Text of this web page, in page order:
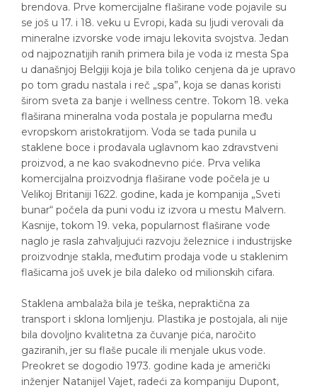
brendova. Prve komercijalne flaširane vode pojavile su
se još u 17. i 18. veku u Evropi, kada su ljudi verovali da
mineralne izvorske vode imaju lekovita svojstva. Jedan
od najpoznatijih ranih primera bila je voda iz mesta Spa
u današnjoj Belgiji koja je bila toliko cenjena da je upravo
po tom gradu nastala i reč „spa”, koja se danas koristi
širom sveta za banje i wellness centre. Tokom 18. veka
flaširana mineralna voda postala je popularna među
evropskom aristokratijom. Voda se tada punila u
staklene boce i prodavala uglavnom kao zdravstveni
proizvod, a ne kao svakodnevno piće. Prva velika
komercijalna proizvodnja flaširane vode počela je u
Velikoj Britaniji 1622. godine, kada je kompanija „Sveti
bunar“ počela da puni vodu iz izvora u mestu Malvern.
Kasnije, tokom 19. veka, popularnost flaširane vode
naglo je rasla zahvaljujući razvoju železnice i industrijske
proizvodnje stakla, međutim prodaja vode u staklenim
flašicama još uvek je bila daleko od milionskih cifara.
Staklena ambalaža bila je teška, nepraktična za
transport i sklona lomljenju. Plastika je postojala, ali nije
bila dovoljno kvalitetna za čuvanje pića, naročito
gaziranih, jer su flaše pucale ili menjale ukus vode.
Preokret se dogodio 1973. godine kada je američki
inženjer Natanijel Vajet, radeći za kompaniju Dupont,